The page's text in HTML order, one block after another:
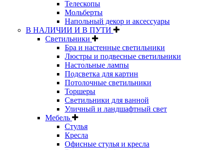
Телескопы
Мольберты
Напольный декор и аксессуары
В НАЛИЧИИ И В ПУТИ
Светильники
Бра и настенные светильники
Люстры и подвесные светильники
Настольные лампы
Подсветка для картин
Потолочные светильники
Торшеры
Светильники для ванной
Уличный и ландшафтный свет
Мебель
Стулья
Кресла
Офисные стулья и кресла